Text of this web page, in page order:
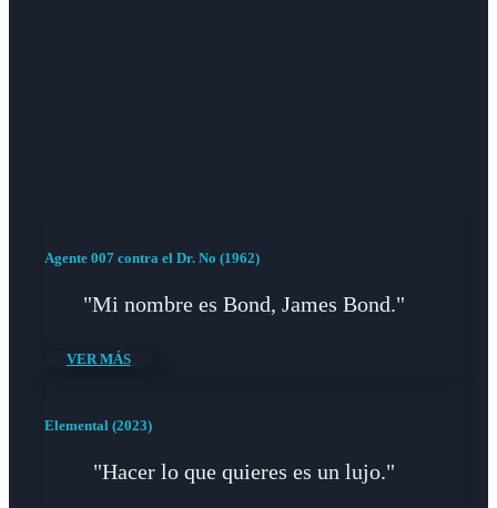
Agente 007 contra el Dr. No (1962)
"Mi nombre es Bond, James Bond."
VER MÁS
Elemental (2023)
"Hacer lo que quieres es un lujo."